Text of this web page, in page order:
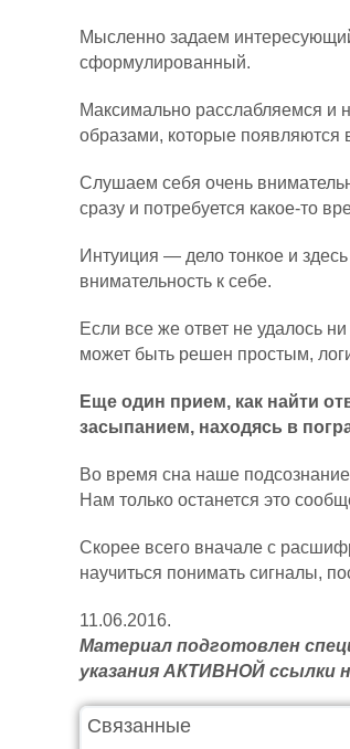
Мысленно задаем
сформулированный.
Максимально расслабляемся
образами, которые появляются
Слушаем себя очень
сразу и потребуется какое-то
Интуиция — дело тонкое и
внимательность к себе.
Если все же ответ не удалось
может быть решен простым,
Еще один прием, как найти
засыпанием, находясь в
Во время сна наше
Нам только останется это
Скорее всего вначале с
научиться понимать сигналы,
11.06.2016.
Материал подготовлен
указания АКТИВНОЙ ссылки
Связанные